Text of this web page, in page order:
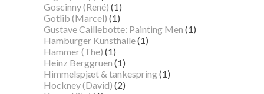
Goscinny (René) (1)
Gotlib (Marcel) (1)
Gustave Caillebotte: Painting Men (1)
Hamburger Kunsthalle(1)
Hammer (The) (1)
Heinz Berggruen (1)
Himmelspjæt & tankespring(1)
Hockney (David) (2)